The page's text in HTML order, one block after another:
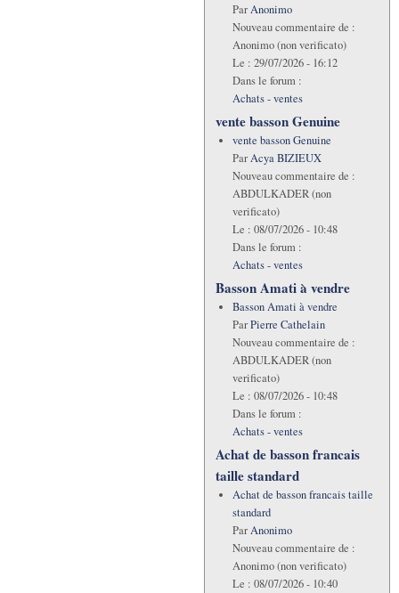
ParAnonimo
Nouveau commentaire de :
Anonimo (non verificato)
Le : 29/07/2026 - 16:12
Dans le forum :
Achats - ventes
vente basson Genuine
vente basson Genuine
ParAcya BIZIEUX
Nouveau commentaire de :
ABDULKADER (non
verificato)
Le : 08/07/2026 - 10:48
Dans le forum :
Achats - ventes
Basson Amati à vendre
Basson Amati à vendre
ParPierre Cathelain
Nouveau commentaire de :
ABDULKADER (non
verificato)
Le : 08/07/2026 - 10:48
Dans le forum :
Achats - ventes
Achat de basson francais
taille standard
Achat de basson francais taille
standard
ParAnonimo
Nouveau commentaire de :
Anonimo (non verificato)
Le : 08/07/2026 - 10:40